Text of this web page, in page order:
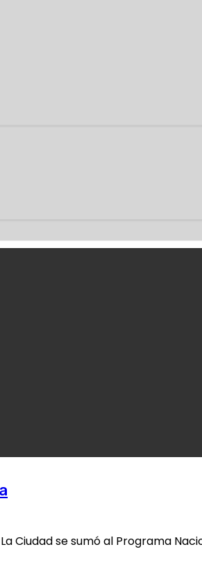
Ciudad se sumó al Programa